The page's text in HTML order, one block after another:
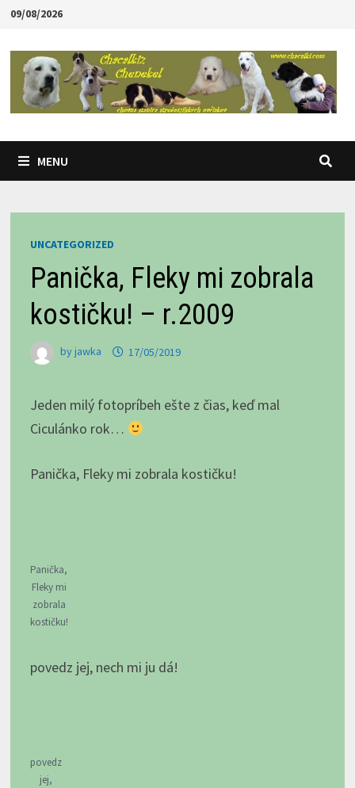
Skip
content
09/08/2026
MENU
UNCATEGORIZED
Panička, Fleky mi zobrala
kostičku! – r.2009
byjawka 17/05/2019
Jeden milý fotopríbeh ešte z čias, keď mal
Ciculánko rok…
Panička, Fleky mi zobrala kostičku!
Panička,
Fleky mi
zobrala
kostičku!
povedz jej, nech mi ju dá!
povedz
jej,